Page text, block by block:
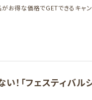
がお得な価格でGETできるキャ
！「フェスティバル